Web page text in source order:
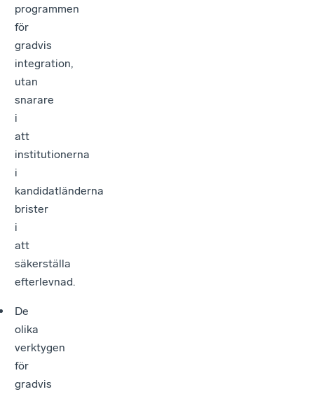
programmen
för
gradvis
integration,
utan
snarare
i
att
institutionerna
i
kandidatländerna
brister
i
att
säkerställa
efterlevnad.
De
olika
verktygen
för
gradvis